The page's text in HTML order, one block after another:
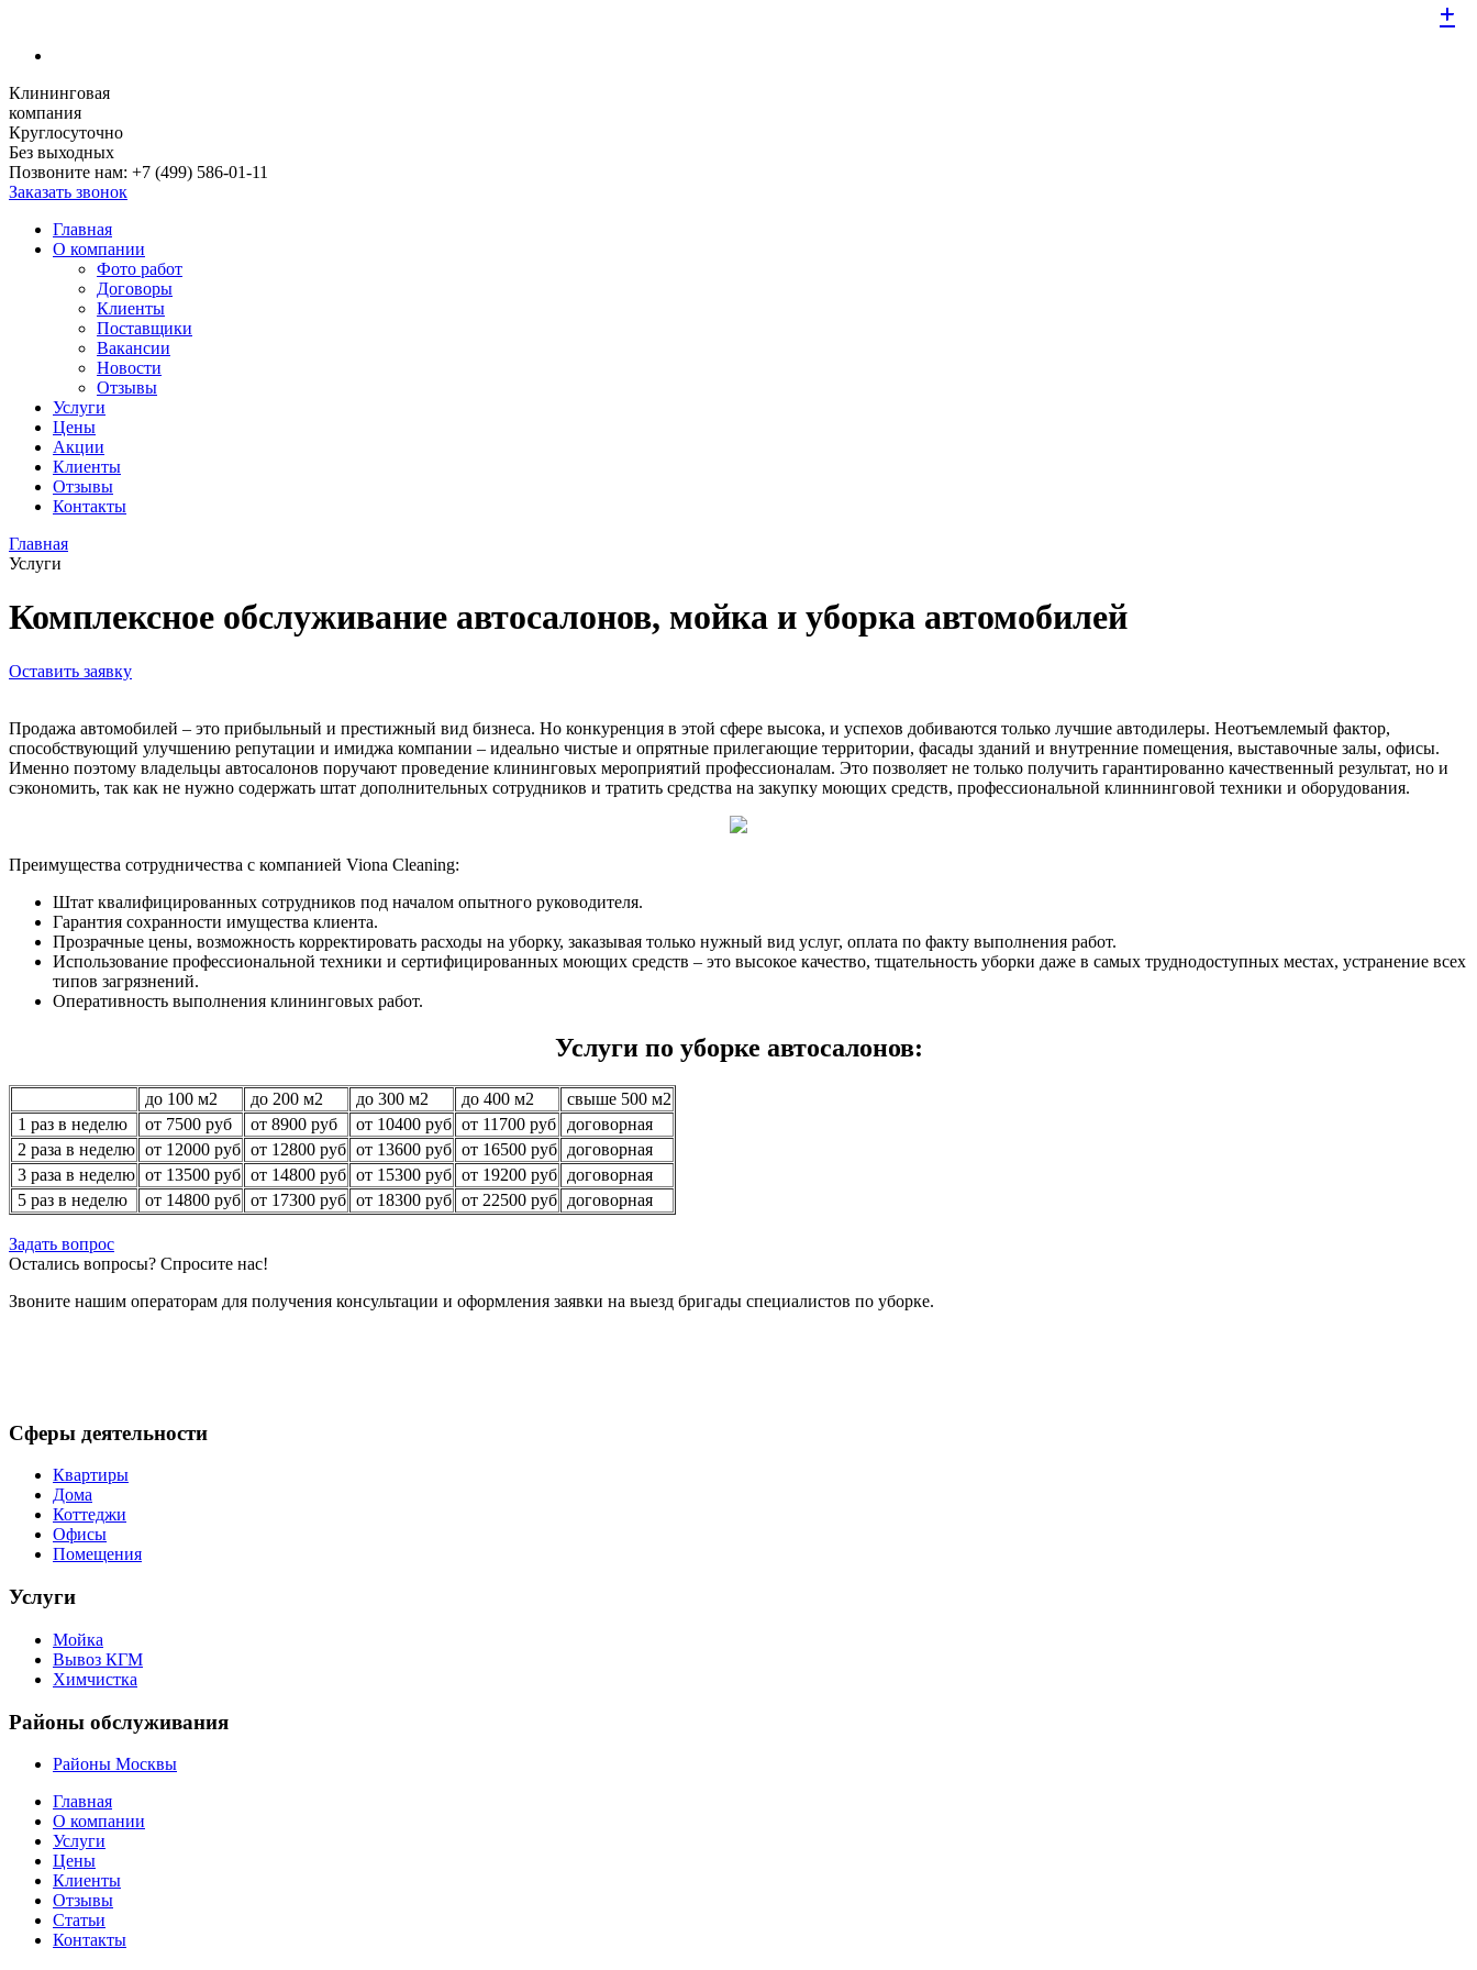
Клининговая
компания
Круглосуточно
Без выходных
Позвоните нам: +7 (499) 586-01-11
Заказать звонок
Главная
О компании
Фото работ
Договоры
Клиенты
Поставщики
Вакансии
Новости
Отзывы
Услуги
Цены
Акции
Клиенты
Отзывы
Контакты
Главная
Услуги
Комплексное обслуживание автосалонов, мойка и уборка автомобилей
Оставить заявку
Продажа автомобилей – это прибыльный и престижный вид бизнеса. Но конкуренция в этой сфере высока, и успехов добиваются только лучшие автодилеры. Неотъемлемый фактор,
способствующий улучшению репутации и имиджа компании – идеально чистые и опрятные прилегающие территории, фасады зданий и внутренние помещения, выставочные залы, офисы.
Именно поэтому владельцы автосалонов поручают проведение клининговых мероприятий профессионалам. Это позволяет не только получить гарантированно качественный результат, но и
сэкономить, так как не нужно содержать штат дополнительных сотрудников и тратить средства на закупку моющих средств, профессиональной клиннинговой техники и оборудования.
Преимущества сотрудничества с компанией Viona Cleaning:
Штат квалифицированных сотрудников под началом опытного руководителя.
Гарантия сохранности имущества клиента.
Прозрачные цены, возможность корректировать расходы на уборку, заказывая только нужный вид услуг, оплата по факту выполнения работ.
Использование профессиональной техники и сертифицированных моющих средств – это высокое качество, тщательность уборки даже в самых труднодоступных местах, устранение всех
типов загрязнений.
Оперативность выполнения клининговых работ.
Услуги по уборке автосалонов:
до 100 м2 до 200 м2 до 300 м2 до 400 м2
свыше 500 м2
1 раз в неделю
от 7500 руб от 8900 руб от 10400 руб от 11700 руб
договорная
2 раза в неделю от 12000 руб от 12800 руб от 13600 руб от 16500 руб договорная
3 раза в неделю от 13500 руб от 14800 руб от 15300 руб от 19200 руб договорная
5 раз в неделю
от 14800 руб от 17300 руб от 18300 руб от 22500 руб договорная
Задать вопрос
Остались вопросы? Спросите нас!
Звоните нашим операторам для получения консультации и оформления заявки на выезд бригады специалистов по уборке.
Сферы деятельности
Квартиры
+
Дома
+
Коттеджи
+
Офисы
+
Помещения
+
Услуги
Мойка
+
Вывоз КГМ
+
Химчистка
+
Районы обслуживания
Районы Москвы
+
Главная
О компании
Услуги
Цены
Клиенты
Отзывы
Статьи
Контакты